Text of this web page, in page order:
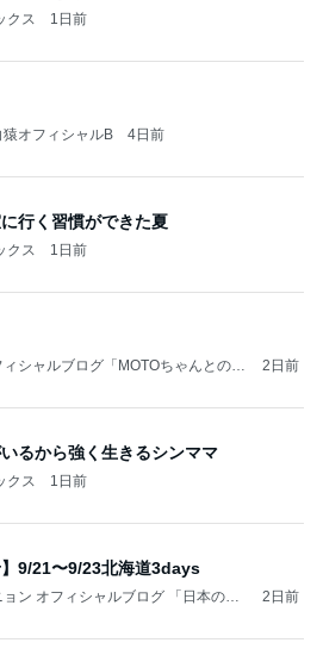
クス 1日前
オフィシャルB 4日前
行く習慣ができた夏
クス 1日前
シャルブログ「MOTOちゃんとのは
2日前
るから強く生きるシンママ
クス 1日前
】9/21〜9/23北海道3days
ン オフィシャルブログ 「日本の
2日前